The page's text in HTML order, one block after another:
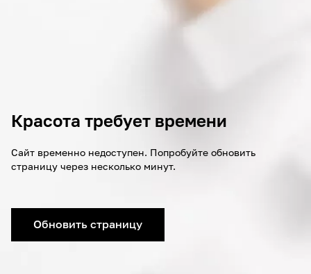
Красота требует времени
Сайт временно недоступен. Попробуйте обновить
страницу через несколько минут.
Обновить страницу